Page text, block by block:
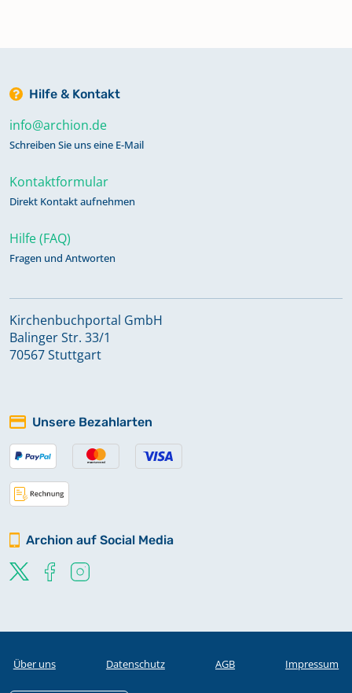
Hilfe & Kontakt
info@archion.de
Schreiben Sie uns eine E-Mail
Kontaktformular
Direkt Kontakt aufnehmen
Hilfe (FAQ)
Fragen und Antworten
Kirchenbuchportal GmbH
Balinger Str. 33/1
70567 Stuttgart
Unsere Bezahlarten
Archion auf Social Media
Über uns Datenschutz AGB Impressum